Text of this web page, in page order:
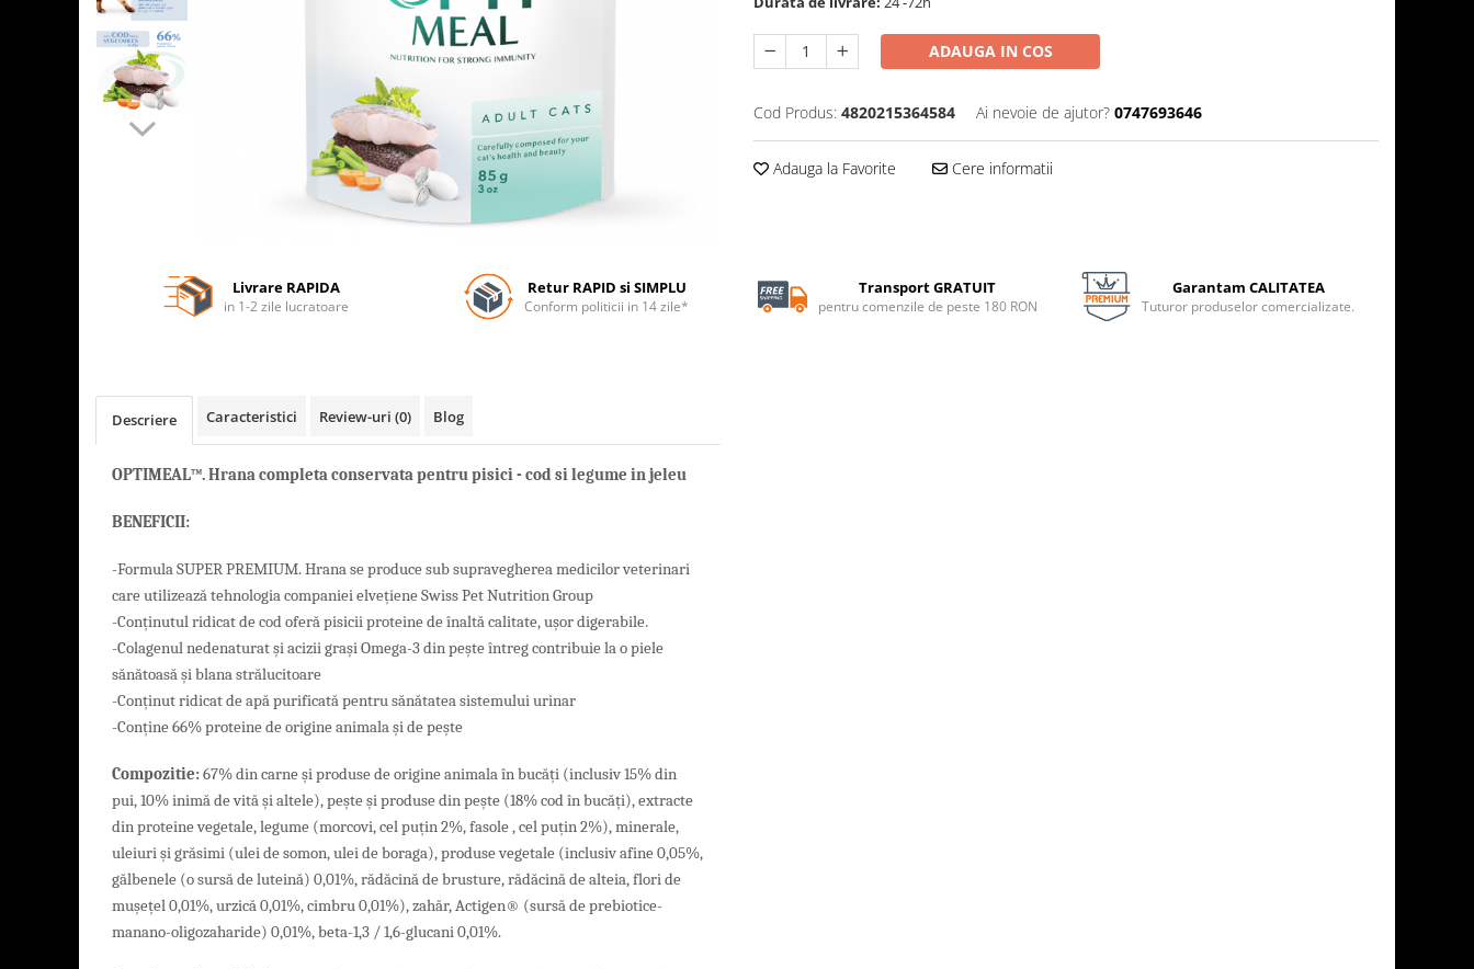
ADAUGA IN COS
Cod Produs: 4820215364584 Ai nevoie de ajutor? 0747693646
Adauga la Favorite Cere informatii
Livrare RAPIDA
in 1-2 zile lucratoare
Retur RAPID si SIMPLU
Conform politicii in 14 zile*
Transport GRATUIT
pentru comenzile de peste 180 RON
Garantam CALITATEA
Tuturor produselor comercializate.
Descriere Caracteristici Review-uri (0) Blog
OPTIMEAL™. Hrana completa conservata pentru pisici - cod si legume in jeleu
BENEFICII:
-Formula SUPER PREMIUM. Hrana se produce sub supravegherea medicilor veterinari
care utilizează tehnologia companiei elvețiene Swiss Pet Nutrition Group
-Conținutul ridicat de cod oferă pisicii proteine ​​de înaltă calitate, ușor digerabile.
-Colagenul nedenaturat și acizii grași Omega-3 din pește întreg contribuie la o piele
sănătoasă și blana strălucitoare
-Conținut ridicat de apă purificată pentru sănătatea sistemului urinar
-Conține 66% proteine ​​de origine animala și de pește
Compozitie:67% din carne și produse de origine animala în bucăți (inclusiv 15% din
pui, 10% inimă de vită și altele), pește și produse din pește (18% cod în bucăți), extracte
din proteine ​​vegetale, legume (morcovi, cel puțin 2%, fasole , cel puțin 2%), minerale,
uleiuri și grăsimi (ulei de somon, ulei de boraga), produse vegetale (inclusiv afine 0,05%,
gălbenele (o sursă de luteină) 0,01%, rădăcină de brusture, rădăcină de alteia, flori de
mușețel 0,01%, urzică 0,01%, cimbru 0,01%), zahăr, Actigen® (sursă de prebiotice-
manano-oligozaharide) 0,01%, beta-1,3 / 1,6-glucani 0,01%.